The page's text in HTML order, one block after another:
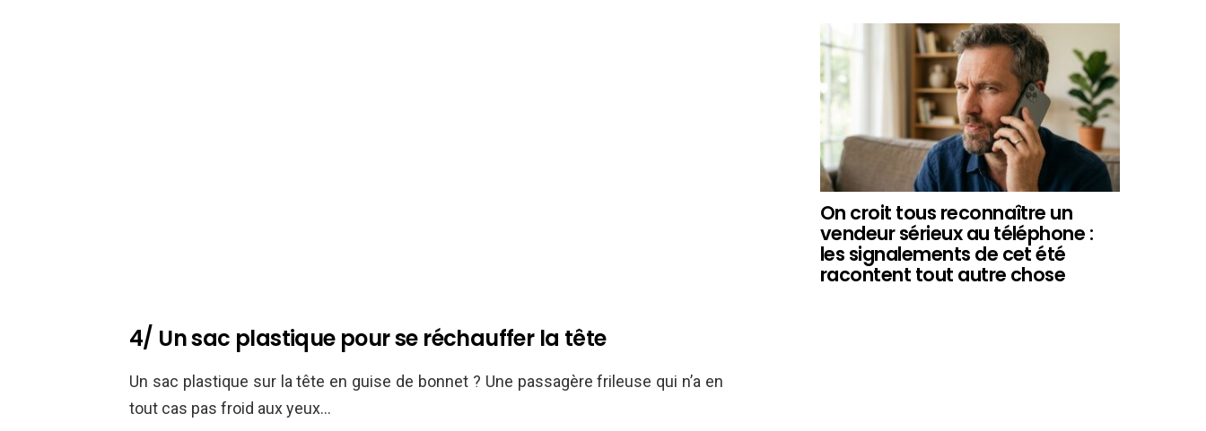
4/ Un sac plastique pour se réchauffer la tête
Un sac plastique sur la tête en guise de bonnet ? Une passagère frileuse qui n’a en
tout cas pas froid aux yeux…
On croit tous reconnaître un
vendeur sérieux au téléphone :
les signalements de cet été
racontent tout autre chose